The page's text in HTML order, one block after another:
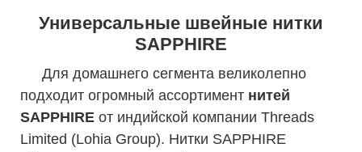
Универсальные швейные нитки
SAPPHIRE
Для домашнего сегмента великолепно
подходит огромный ассортимент нитей
SAPPHIRE от индийской компании Threads
Limited (Lohia Group). Нитки SAPPHIRE